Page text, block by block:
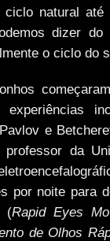
natural até
dizer
o ciclo do
e
da
por noite para
(Rapid Eyes
de Olhos